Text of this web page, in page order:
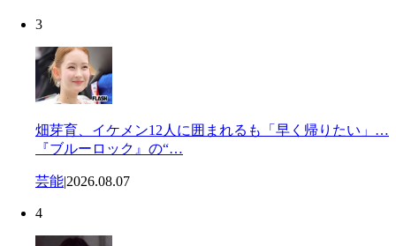
3
畑芽育、イケメン12人に囲まれるも「早く帰りたい」…
『ブルーロック』の“…
芸能|2026.08.07
4